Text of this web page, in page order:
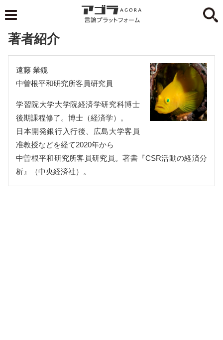
著者紹介
遠藤 業鏡
中曽根平和研究所客員研究員
学習院大学大学院経済学研究科博士
後期課程修了。博士（経済学）。
日本開発銀行入行後、広島大学客員
准教授などを経て2020年から
中曽根平和研究所客員研究員。著書『CSR活動の経済分
析』（中央経済社）。